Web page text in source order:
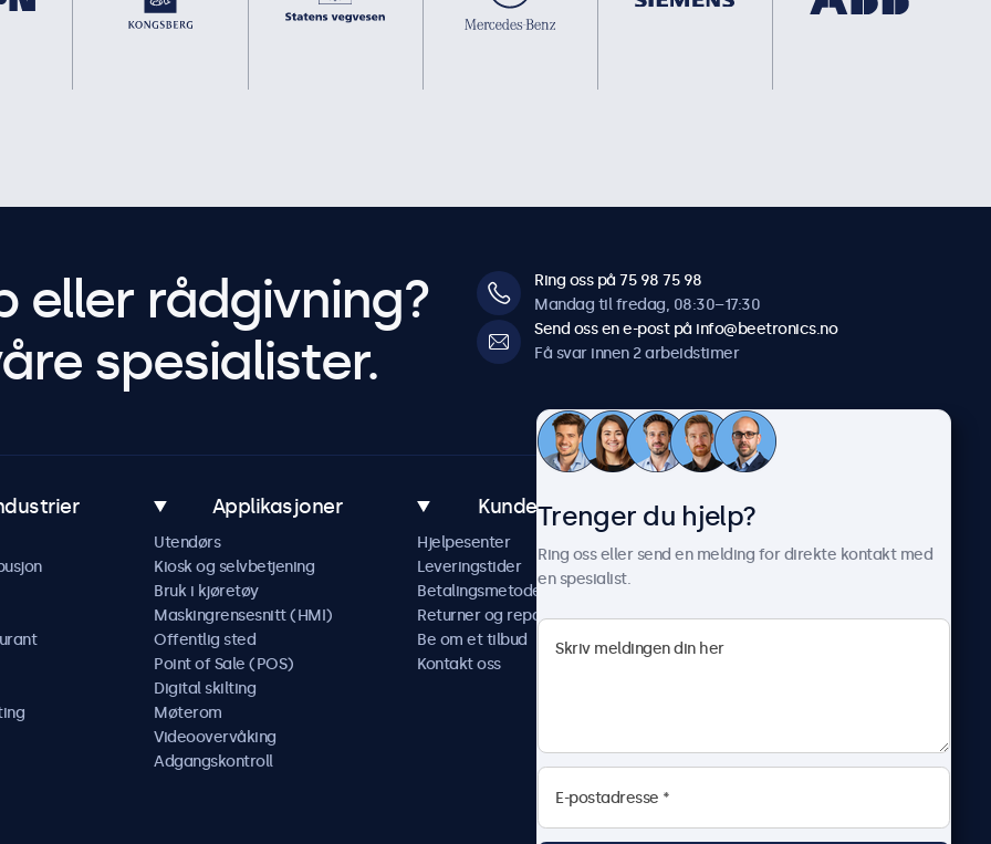
eller rådgivning?
spesialister.
Ring oss på 75 98 75 98
Mandag til fredag, 08:30–17:30
Send oss en e-post på info@beetronics.no
Få svar innen 2 arbeidstimer
Applikasjoner
Utendørs
Kiosk og selvbetjening
Bruk i kjøretøy
Maskingrensesnitt (HMI)
Offentlig sted
Point of Sale (POS)
Digital skilting
Møterom
Videoovervåking
Adgangskontroll
Kundeservice
Hjelpesenter
Leveringstider
Betalingsmetoder
Returner og reparer
Be om et tilbud
Kontakt oss
Om Beetronics
Nyheter & oppdateringer
Jobb med oss
Betingelser og vilkår
Trenger du hjelp?
Ring oss eller send en melding for direkte kontakt med
en spesialist.